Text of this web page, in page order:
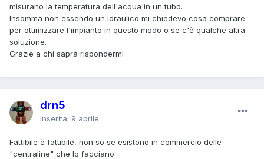
misurano la temperatura dell'acqua in un tubo.
Insomma non essendo un idraulico mi chiedevo cosa comprare
per ottimizzare l'impianto in questo modo o se c'è qualche altra
soluzione.
Grazie a chi saprà rispondermi
drn5
Inserita: 9 aprile
Fattibile è fattibile, non so se esistono in commercio delle
"centraline" che lo facciano.